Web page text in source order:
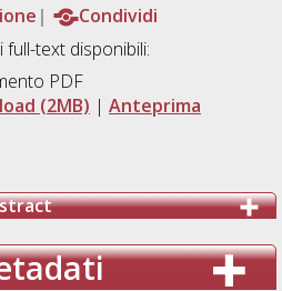
Condividi
full-text disponibili:
PDF
(2MB) | Anteprima